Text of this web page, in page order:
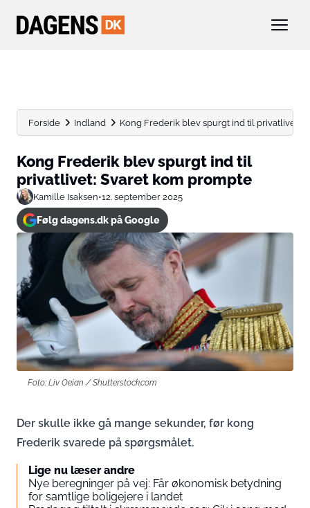
Forside Indland Kong Frederik blev spurgt ind til privatlivet:
Kong Frederik blev spurgt ind til
privatlivet: Svaret kom prompte
Kamille Isaksen•12. september 2025
Følg dagens.dk på Google
Foto: Liv Oeian / Shutterstock.com
Der skulle ikke gå mange sekunder, før kong
Frederik svarede på spørgsmålet.
Lige nu læser andre
Nye beregninger på vej: Får økonomisk betydning
for samtlige boligejere i landet